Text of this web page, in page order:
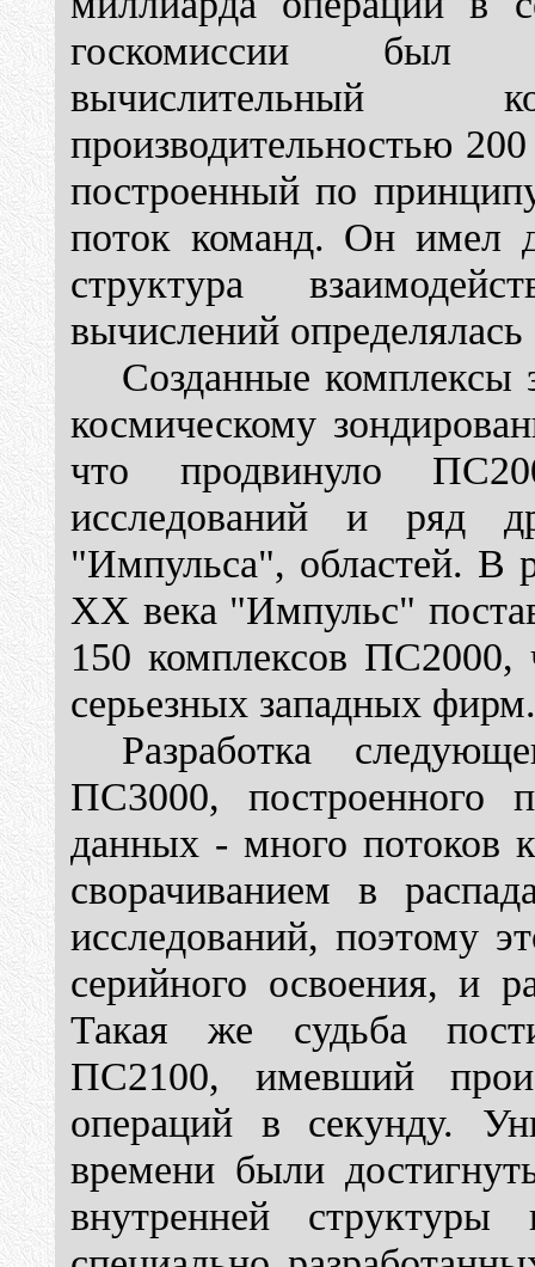
госкомиссии был
производительностью
построенный по
поток команд. Он имел
структура
вычислений
Созданные комплексы
космическому
что продвинуло
исследований и ряд
"Импульса", областей. В
ХХ века "Импульс"
150 комплексов
серьезных западных фирм.
Разработка
ПС3000, построенного
данных - много потоков
сворачиванием в
исследований, поэтому
серийного освоения, и
Такая же судьба
ПС2100, имевший
операций в секунду.
времени были
внутренней